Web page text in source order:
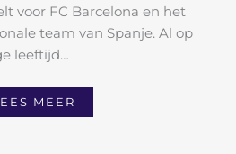
voor FC Barcelona en het
team van Spanje. Al op
leeftijd…
MEER